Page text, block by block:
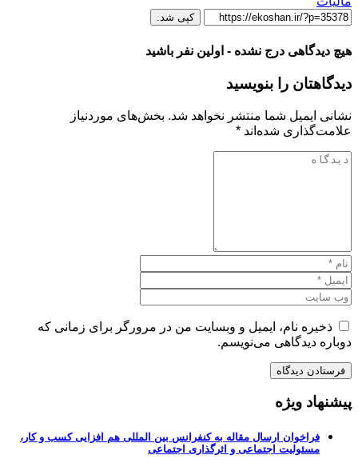
کپی شد.
هیچ دیدگاهی درج نشده - اولین نفر باشید
دیدگاهتان را بنویسید
نشانی ایمیل شما منتشر نخواهد شد. بخش‌های موردنیاز
علامت‌گذاری شده‌اند *
ذخیره نام، ایمیل و وبسایت من در مرورگر برای زمانی که
دوباره دیدگاهی می‌نویسم.
پیشنهاد ویژه
فراخوان ارسال مقاله به کنفرانس بین المللی هم افزایی کسب و کار،
مسئولیت اجتماعی و اثرگذاری اجتماعی